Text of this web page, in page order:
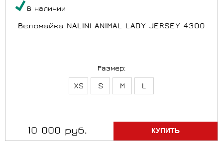
В наличии
Веломайка NALINI ANIMAL LADY JERSEY 4300
Размер:
XS S M L
10 000 руб.